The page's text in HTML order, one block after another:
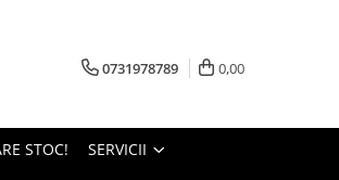
0731978789 0,00
STOC! SERVICII